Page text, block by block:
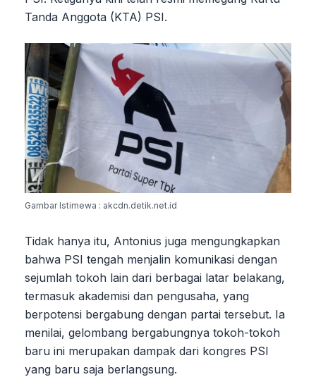
Tanda Anggota (KTA) PSI.
Gambar Istimewa : akcdn.detik.net.id
Tidak hanya itu, Antonius juga mengungkapkan
bahwa PSI tengah menjalin komunikasi dengan
sejumlah tokoh lain dari berbagai latar belakang,
termasuk akademisi dan pengusaha, yang
berpotensi bergabung dengan partai tersebut. Ia
menilai, gelombang bergabungnya tokoh-tokoh
baru ini merupakan dampak dari kongres PSI
yang baru saja berlangsung.